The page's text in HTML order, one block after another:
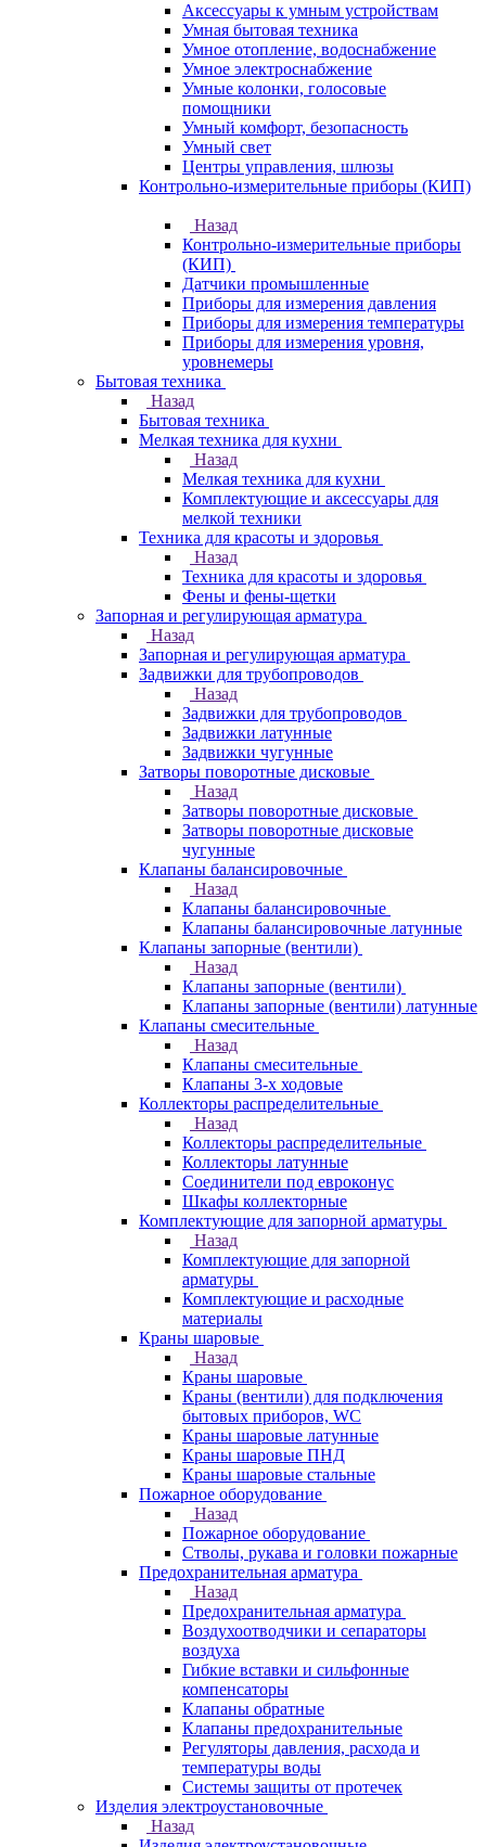
Аксессуары к умным устройствам
Умная бытовая техника
Умное отопление, водоснабжение
Умное электроснабжение
Умные колонки, голосовые
помощники
Умный комфорт, безопасность
Умный свет
Центры управления, шлюзы
Контрольно-измерительные приборы (КИП)
Назад
Контрольно-измерительные приборы
(КИП)
Датчики промышленные
Приборы для измерения давления
Приборы для измерения температуры
Приборы для измерения уровня,
уровнемеры
Бытовая техника
Назад
Бытовая техника
Мелкая техника для кухни
Назад
Мелкая техника для кухни
Комплектующие и аксессуары для
мелкой техники
Техника для красоты и здоровья
Назад
Техника для красоты и здоровья
Фены и фены-щетки
Запорная и регулирующая арматура
Назад
Запорная и регулирующая арматура
Задвижки для трубопроводов
Назад
Задвижки для трубопроводов
Задвижки латунные
Задвижки чугунные
Затворы поворотные дисковые
Назад
Затворы поворотные дисковые
Затворы поворотные дисковые
чугунные
Клапаны балансировочные
Назад
Клапаны балансировочные
Клапаны балансировочные латунные
Клапаны запорные (вентили)
Назад
Клапаны запорные (вентили)
Клапаны запорные (вентили) латунные
Клапаны смесительные
Назад
Клапаны смесительные
Клапаны 3-х ходовые
Коллекторы распределительные
Назад
Коллекторы распределительные
Коллекторы латунные
Соединители под евроконус
Шкафы коллекторные
Комплектующие для запорной арматуры
Назад
Комплектующие для запорной
арматуры
Комплектующие и расходные
материалы
Краны шаровые
Назад
Краны шаровые
Краны (вентили) для подключения
бытовых приборов, WC
Краны шаровые латунные
Краны шаровые ПНД
Краны шаровые стальные
Пожарное оборудование
Назад
Пожарное оборудование
Стволы, рукава и головки пожарные
Предохранительная арматура
Назад
Предохранительная арматура
Воздухоотводчики и сепараторы
воздуха
Гибкие вставки и сильфонные
компенсаторы
Клапаны обратные
Клапаны предохранительные
Регуляторы давления, расхода и
температуры воды
Системы защиты от протечек
Изделия электроустановочные
Назад